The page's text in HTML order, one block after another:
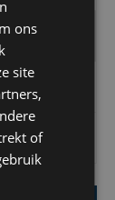
ons
site
of